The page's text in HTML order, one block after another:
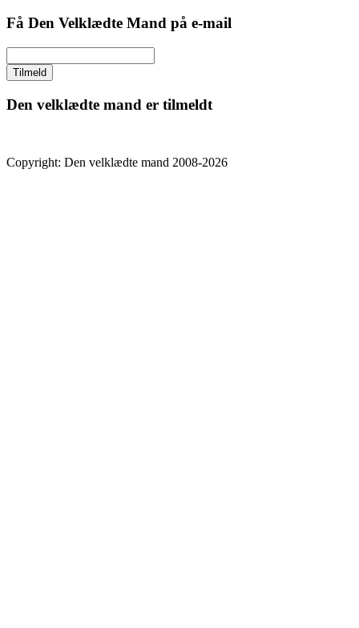
Få Den Velklædte Mand på e-mail
Den velklædte mand er tilmeldt
Copyright: Den velklædte mand 2008-2026